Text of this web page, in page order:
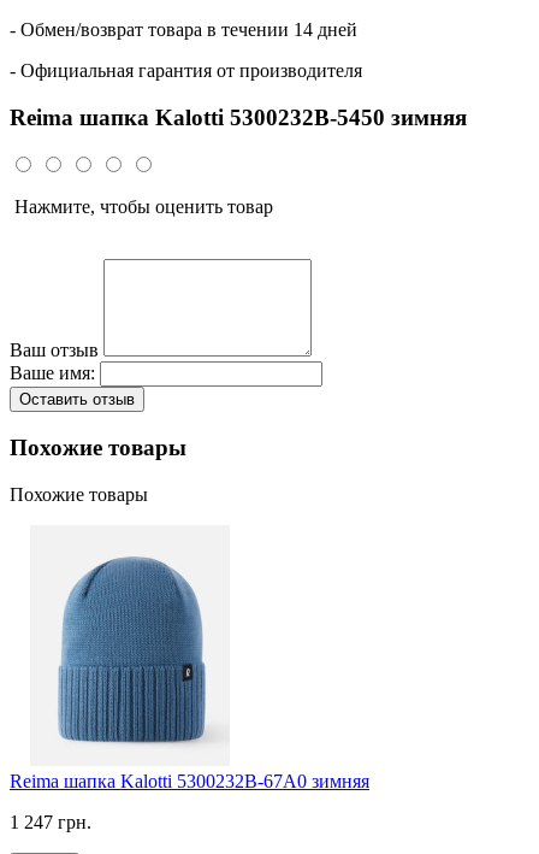
- Обмен/возврат товара в течении 14 дней
- Официальная гарантия от производителя
Reima шапка Kalotti 5300232B-5450 зимняя
Нажмите, чтобы оценить товар
Ваш отзыв
Ваше имя:
Оставить отзыв
Похожие товары
Похожие товары
Reima шапка Kalotti 5300232B-67A0 зимняя
1 247 грн.